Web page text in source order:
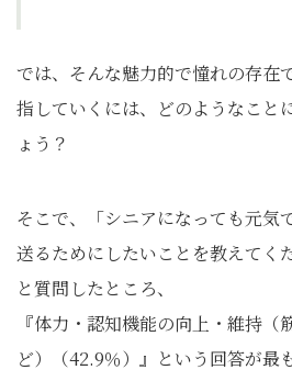
では、そんな魅力的で憧れの存在
指していくには、どのようなこと
ょう？
そこで、「シニアになっても元気
送るためにしたいことを教えてく
と質問したところ、
『体力・認知機能の向上・維持（
ど）（42.9％）』という回答が最